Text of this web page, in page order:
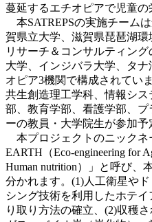
蔓延するエチオピアで児童の
本SATREPSの実施チーム
賀県立大学、滋賀県琵琶湖
リサーチ＆コンサルティン
大学、インジバラ大学、タ
オピア3機関で構成されてい
共生創造理工学科、情報シ
部、教育学部、看護学部、
ーの教員・大学院生が参加予
本プロジェクトのニックネ
EARTH（Eco-engineering for
Human nutrition）」と呼び、
分かれます。(1)人工衛星や
シング技術を利用したホテ
り取り方法の確立、(2)収穫